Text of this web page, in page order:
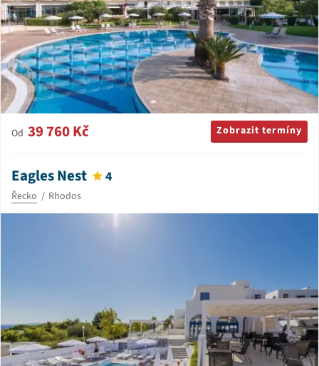
Od 39 760 Kč Zobrazit termíny
Eagles Nest 4
Řecko Rhodos